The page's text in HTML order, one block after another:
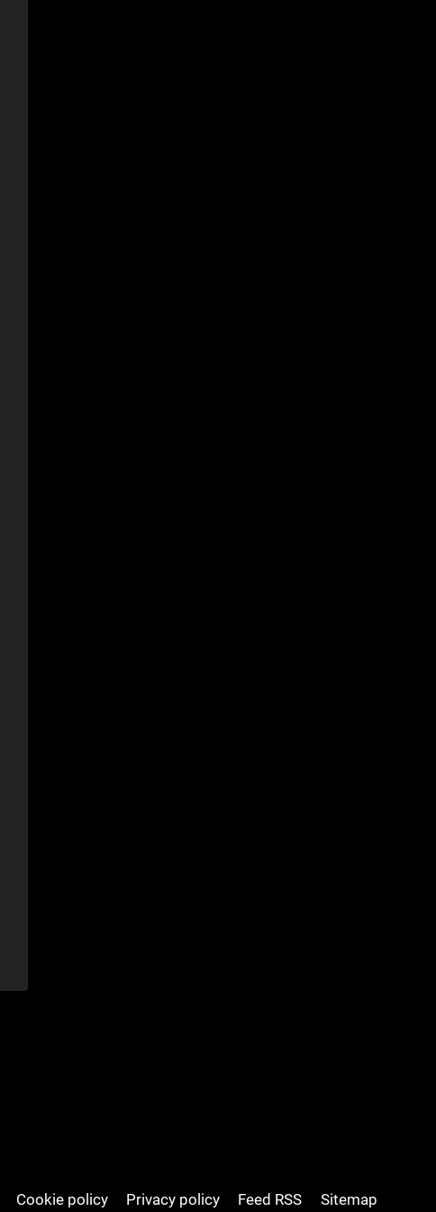
Cookie policy Privacy policy Feed RSS Sitemap